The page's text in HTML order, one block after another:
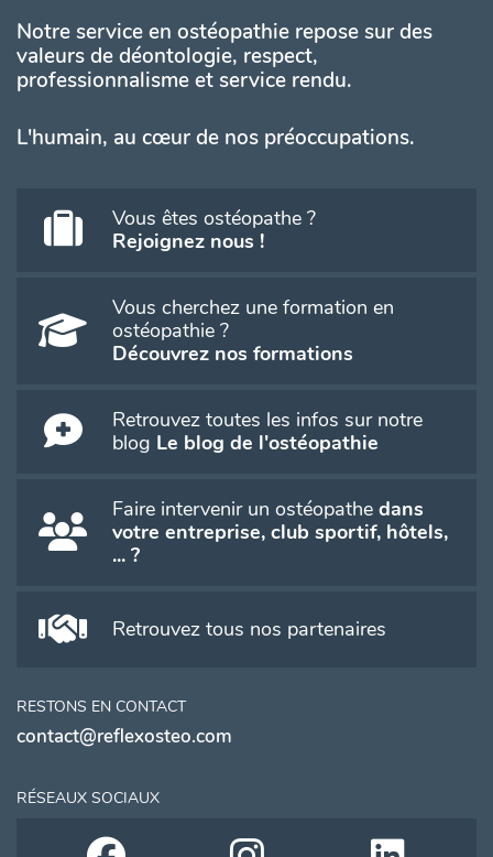
Notre service en ostéopathie repose sur des
valeurs de déontologie, respect,
professionnalisme et service rendu.
L'humain, au cœur de nos préoccupations.
Vous êtes ostéopathe ?
Rejoignez nous !
Vous cherchez une formation en
ostéopathie ?
Découvrez nos formations
Retrouvez toutes les infos sur notre
blog Le blog de l'ostéopathie
Faire intervenir un ostéopathe dans
votre entreprise, club sportif, hôtels,
... ?
Retrouvez tous nos partenaires
RESTONS EN CONTACT
contact@reflexosteo.com
RÉSEAUX SOCIAUX